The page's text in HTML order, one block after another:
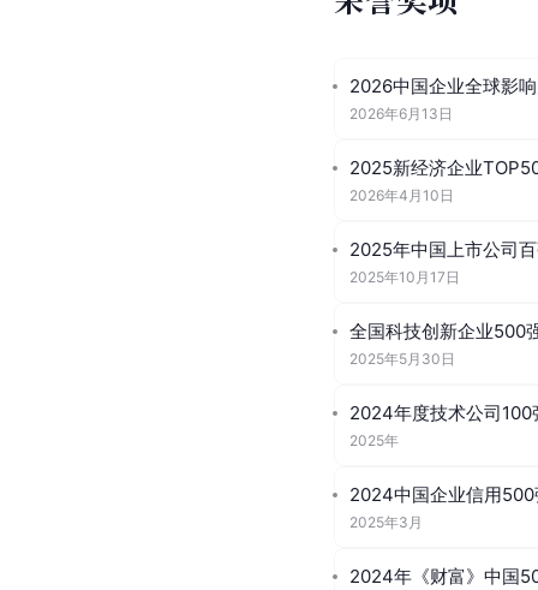
2026中国企业全球影
2026年6月13日
2025新经济企业
2026年4月10日
2025年中国上市公司
2025年10月17日
全国科技创新企业500
2025年5月30日
2024年度技术公司100
2025年
2024中国企业信用
2025年3月
2024年《财富》中国